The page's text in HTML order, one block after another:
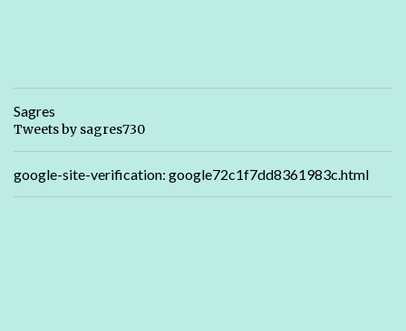
Sagres
Tweets by sagres730
google-site-verification: google72c1f7dd8361983c.html